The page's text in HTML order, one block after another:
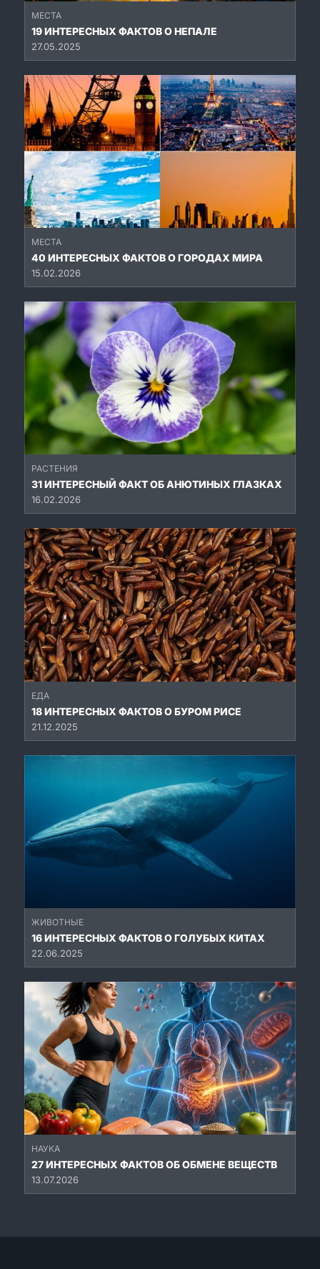
МЕСТА
19 ИНТЕРЕСНЫХ ФАКТОВ О НЕПАЛЕ
27.05.2025
МЕСТА
40 ИНТЕРЕСНЫХ ФАКТОВ О ГОРОДАХ МИРА
15.02.2026
РАСТЕНИЯ
31 ИНТЕРЕСНЫЙ ФАКТ ОБ АНЮТИНЫХ ГЛАЗКАХ
16.02.2026
ЕДА
18 ИНТЕРЕСНЫХ ФАКТОВ О БУРОМ РИСЕ
21.12.2025
ЖИВОТНЫЕ
16 ИНТЕРЕСНЫХ ФАКТОВ О ГОЛУБЫХ КИТАХ
22.06.2025
НАУКА
27 ИНТЕРЕСНЫХ ФАКТОВ ОБ ОБМЕНЕ ВЕЩЕСТВ
13.07.2026